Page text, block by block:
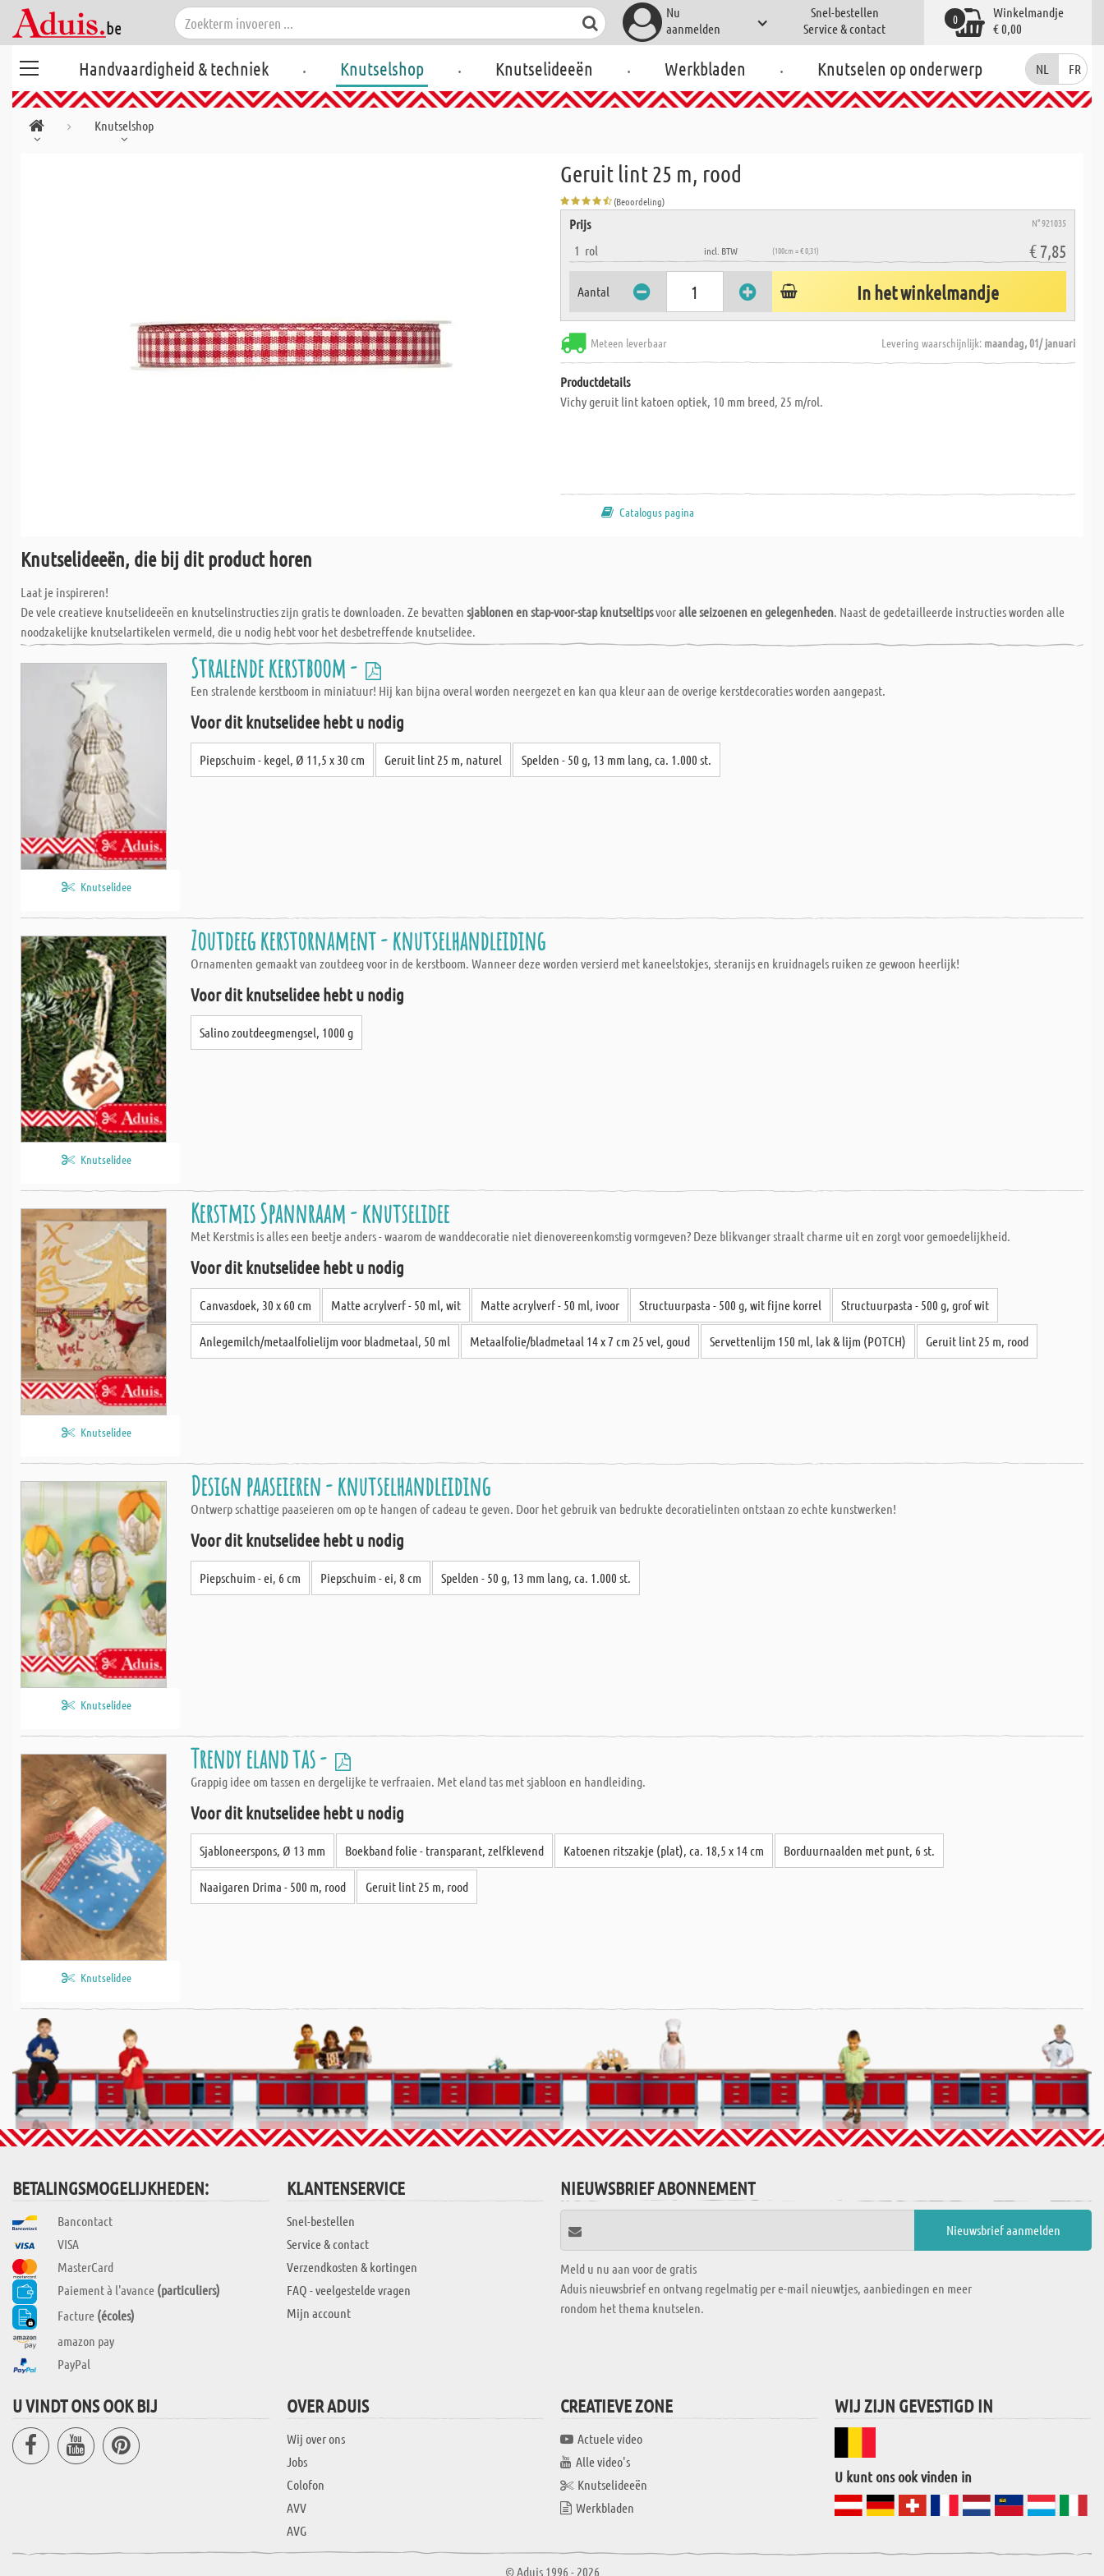
Nu
aanmelden
Snel-bestellen
Service & contact
Winkelmandje
€ 0,00
0
Handvaardigheid & techniek . Knutselshop . Knutselideeën . Werkbladen . Knutselen op onderwerp NL FR
Knutselshop
Geruit lint 25 m, rood
(Beoordeling)
Prijs N° 921035
1 rol incl. BTW (100cm = € 0,31) € 7,85
Aantal In het winkelmandje
Meteen leverbaar Levering waarschijnlijk: maandag, 01/ januari
Productdetails
Vichy geruit lint katoen optiek, 10 mm breed, 25 m/rol.
Catalogus pagina
Knutselideeën, die bij dit product horen
Laat je inspireren!
De vele creatieve knutselideeën en knutselinstructies zijn gratis te downloaden. Ze bevatten sjablonen en stap-voor-stap knutseltipsvooralle seizoenen en gelegenheden. Naast de gedetailleerde instructies worden alle
noodzakelijke knutselartikelen vermeld, die u nodig hebt voor het desbetreffende knutselidee.
Knutselidee
Stralende kerstboom -
Een stralende kerstboom in miniatuur! Hij kan bijna overal worden neergezet en kan qua kleur aan de overige kerstdecoraties worden aangepast.
Voor dit knutselidee hebt u nodig
Piepschuim - kegel, Ø 11,5 x 30 cm Geruit lint 25 m, naturel Spelden - 50 g, 13 mm lang, ca. 1.000 st.
Knutselidee
Zoutdeeg kerstornament - knutselhandleiding
Ornamenten gemaakt van zoutdeeg voor in de kerstboom. Wanneer deze worden versierd met kaneelstokjes, steranijs en kruidnagels ruiken ze gewoon heerlijk!
Voor dit knutselidee hebt u nodig
Salino zoutdeegmengsel, 1000 g
Knutselidee
Kerstmis Spannraam - knutselidee
Met Kerstmis is alles een beetje anders - waarom de wanddecoratie niet dienovereenkomstig vormgeven? Deze blikvanger straalt charme uit en zorgt voor gemoedelijkheid.
Voor dit knutselidee hebt u nodig
Canvasdoek, 30 x 60 cm Matte acrylverf - 50 ml, wit Matte acrylverf - 50 ml, ivoor Structuurpasta - 500 g, wit fijne korrel Structuurpasta - 500 g, grof wit
Anlegemilch/metaalfolielijm voor bladmetaal, 50 ml Metaalfolie/bladmetaal 14 x 7 cm 25 vel, goud Servettenlijm 150 ml, lak & lijm (POTCH) Geruit lint 25 m, rood
Knutselidee
Design paaseieren - knutselhandleiding
Ontwerp schattige paaseieren om op te hangen of cadeau te geven. Door het gebruik van bedrukte decoratielinten ontstaan zo echte kunstwerken!
Voor dit knutselidee hebt u nodig
Piepschuim - ei, 6 cm Piepschuim - ei, 8 cm Spelden - 50 g, 13 mm lang, ca. 1.000 st.
Knutselidee
Trendy eland tas -
Grappig idee om tassen en dergelijke te verfraaien. Met eland tas met sjabloon en handleiding.
Voor dit knutselidee hebt u nodig
Sjabloneerspons, Ø 13 mm Boekband folie - transparant, zelfklevend Katoenen ritszakje (plat), ca. 18,5 x 14 cm Borduurnaalden met punt, 6 st.
Naaigaren Drima - 500 m, rood Geruit lint 25 m, rood
BETALINGSMOGELIJKHEDEN:
Bancontact
VISA
MasterCard
Paiement à l'avance (particuliers)
Facture (écoles)
amazon pay
PayPal
KLANTENSERVICE
Snel-bestellen
Service & contact
Verzendkosten & kortingen
FAQ - veelgestelde vragen
Mijn account
NIEUWSBRIEF ABONNEMENT
Meld u nu aan voor de gratis
Aduis nieuwsbrief en ontvang regelmatig per e-mail nieuwtjes, aanbiedingen en meer
rondom het thema knutselen.
U VINDT ONS OOK BIJ OVER ADUIS
Wij over ons
Jobs
Colofon
AVV
AVG
CREATIEVE ZONE
Actuele video
Alle video's
Knutselideeën
Werkbladen
WIJ ZIJN GEVESTIGD IN
U kunt ons ook vinden in
© Aduis 1996 - 2026